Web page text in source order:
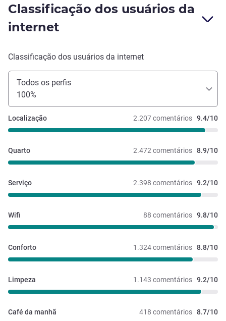
Classificação dos usuários da
internet
Classificação dos usuários da internet
Todos os perfis
100%
2.207 comentários 9.4/10
Localização
2.472 comentários 8.9/10
Quarto
2.398 comentários 9.2/10
Serviço
88 comentários 9.8/10
Wifi
1.324 comentários 8.8/10
Conforto
1.143 comentários 9.2/10
Limpeza
418 comentários 8.7/10
Café da manhã